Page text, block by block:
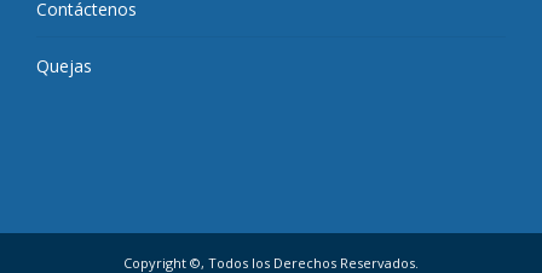
Contáctenos
Quejas
Copyright ©, Todos los Derechos Reservados.